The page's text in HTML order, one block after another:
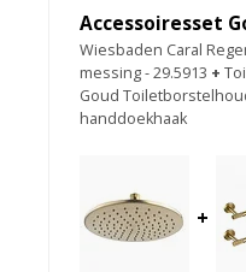
Accessoiresset
Wiesbaden Caral
messing - 29.5913 +
Goud
handdoekhaak
+